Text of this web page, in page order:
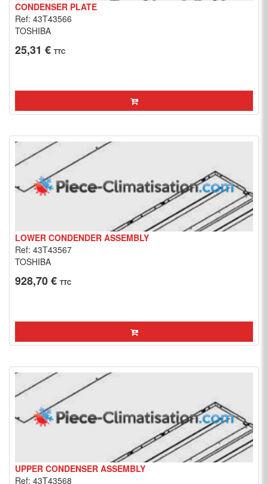
CONDENSER PLATE
Ref: 43T43566
TOSHIBA
25,31 € TTC
LOWER CONDENDER ASSEMBLY
Ref: 43T43567
TOSHIBA
928,70 € TTC
UPPER CONDENSER ASSEMBLY
Ref: 43T43568